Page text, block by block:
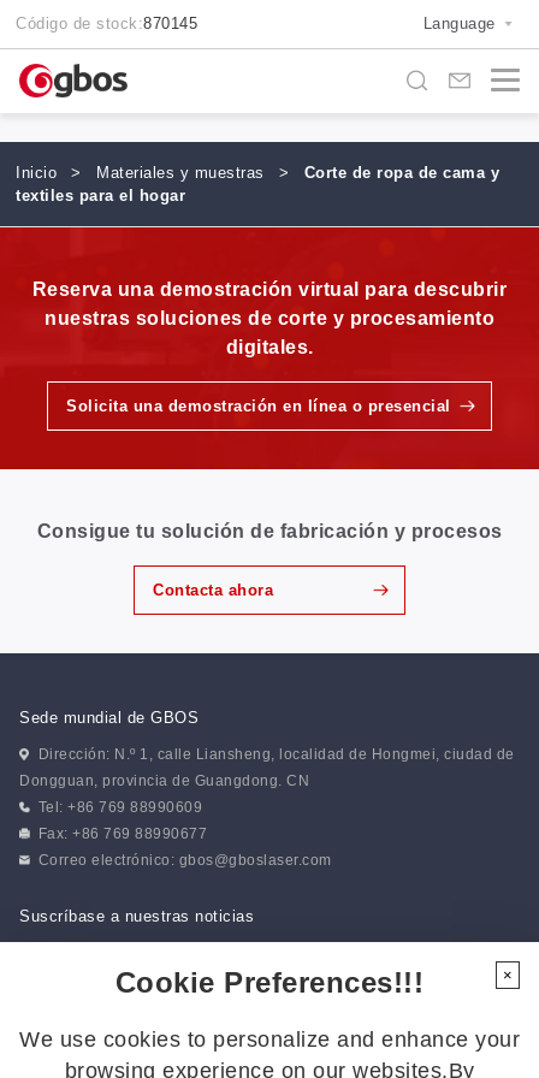
Código de stock:870145 Language
Inicio > Materiales y muestras >
Corte de ropa de cama y
textiles para el hogar
Reserva una demostración virtual para descubrir
nuestras soluciones de corte y procesamiento
digitales.
Solicita una demostración en línea o presencial
Consigue tu solución de fabricación y procesos
Contacta ahora
Sede mundial de GBOS
Dirección: N.º 1, calle Liansheng, localidad de Hongmei, ciudad de
Dongguan, provincia de Guangdong. CN
Tel: +86 769 88990609
Fax: +86 769 88990677
Correo electrónico: gbos@gboslaser.com
Suscríbase a nuestras noticias
Síguenos para estar al día de las últimas novedades:
Cookie Preferences!!!
We use cookies to personalize and enhance your
browsing experience on our websites.By
×